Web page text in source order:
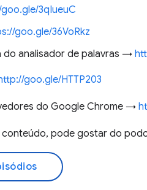
3qIueuC
goo.gle/36VoRkz
do analisador de palavras →
goo.gle/HTTP203
do Google Chrome →
conteúdo, pode gostar do